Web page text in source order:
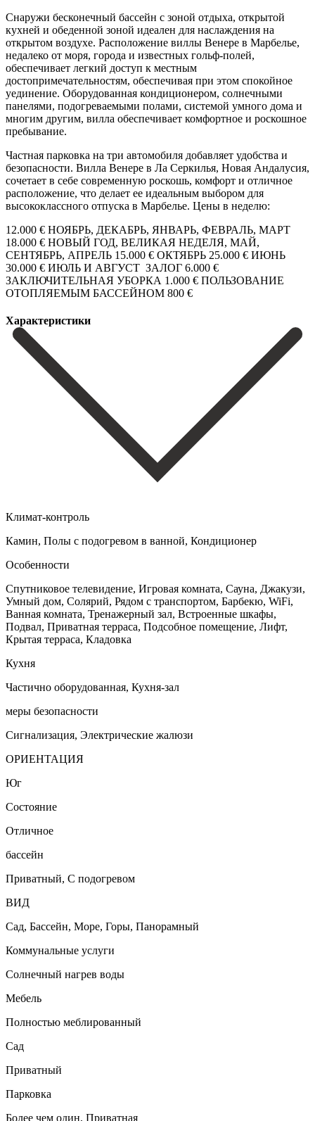
Снаружи бесконечный бассейн с зоной отдыха, открытой
кухней и обеденной зоной идеален для наслаждения на
открытом воздухе. Расположение виллы Венере в Марбелье,
недалеко от моря, города и известных гольф-полей,
обеспечивает легкий доступ к местным
достопримечательностям, обеспечивая при этом спокойное
уединение. Оборудованная кондиционером, солнечными
панелями, подогреваемыми полами, системой умного дома и
многим другим, вилла обеспечивает комфортное и роскошное
пребывание.
Частная парковка на три автомобиля добавляет удобства и
безопасности. Вилла Венере в Ла Серкилья, Новая Андалусия,
сочетает в себе современную роскошь, комфорт и отличное
расположение, что делает ее идеальным выбором для
высококлассного отпуска в Марбелье. Цены в неделю:
12.000 € НОЯБРЬ, ДЕКАБРЬ, ‌ЯНВАРЬ, ‌ФЕВРАЛЬ, ‌МАРТ
18.000 ‌€ НОВЫЙ ‌ГОД, ВЕЛИКАЯ ‌НЕДЕЛЯ, МАЙ,
СЕНТЯБРЬ, АПРЕЛЬ 15.000 € ОКТЯБРЬ 25.000 € ИЮНЬ
30.000 ‌€ ИЮЛЬ ‌И АВГУСТ ‌ ЗАЛОГ 6.000 €
ЗАКЛЮЧИТЕЛЬНАЯ ‌УБОРКА ‌1.000 ‌€ ПОЛЬЗОВАНИЕ
‌ОТОПЛЯЕМЫМ ‌БАССЕЙНОМ ‌800 ‌€
Характеристики
Климат-контроль
Камин, Полы с подогревом в ванной, Кондиционер
Особенности
Спутниковое телевидение, Игровая комната, Сауна, Джакузи,
Умный дом, Солярий, Рядом с транспортом, Барбекю, WiFi,
Ванная комната, Тренажерный зал, Встроенные шкафы,
Подвал, Приватная терраса, Подсобное помещение, Лифт,
Крытая терраса, Кладовка
Кухня
Частично оборудованная, Кухня-зал
меры безопасности
Сигнализация, Электрические жалюзи
ОРИЕНТАЦИЯ
Юг
Состояние
Отличное
бассейн
Приватный, С подогревом
ВИД
Сад, Бассейн, Море, Горы, Панорамный
Коммунальные услуги
Солнечный нагрев воды
Мебель
Полностью меблированный
Сад
Приватный
Парковка
Более чем один, Приватная